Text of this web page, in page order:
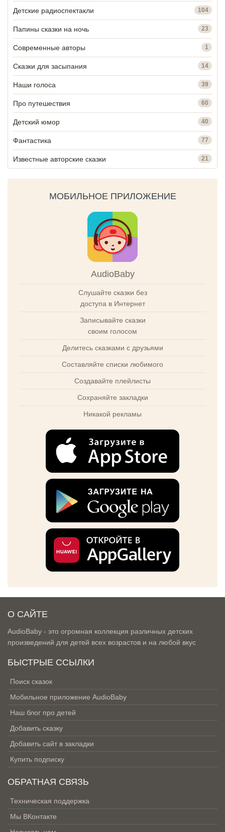
Детские радиоспектакли 104
Папины сказки на ночь 23
Современные авторы 1
Сказки для засыпания 14
Наши голоса 39
Про путешествия 60
Детский юмор 40
Фантастика 77
Известные авторские сказки 21
МОБИЛЬНОЕ ПРИЛОЖЕНИЕ
AudioBaby
Слушайте сказки без
доступа в Интернет
Записывайте сказки
своим голосом
Делитесь сказками с друзьями
Составляйте списки любимого
Создавайте плейлисты
Сохраняйте закладки
Никакой рекламы
О САЙТЕ
AudioBaby - это огромная коллекция различных детских
произведений для детей всех возрастов и на любой вкус
БЫСТРЫЕ ССЫЛКИ
Поиск сказок
Мобильное приложение AudioBaby
Наш блог про детей
Добавить сказку
Добавить сайт в закладки
Купить подписку
ОБРАТНАЯ СВЯЗЬ
Техническая поддержка
Мы ВКонтакте